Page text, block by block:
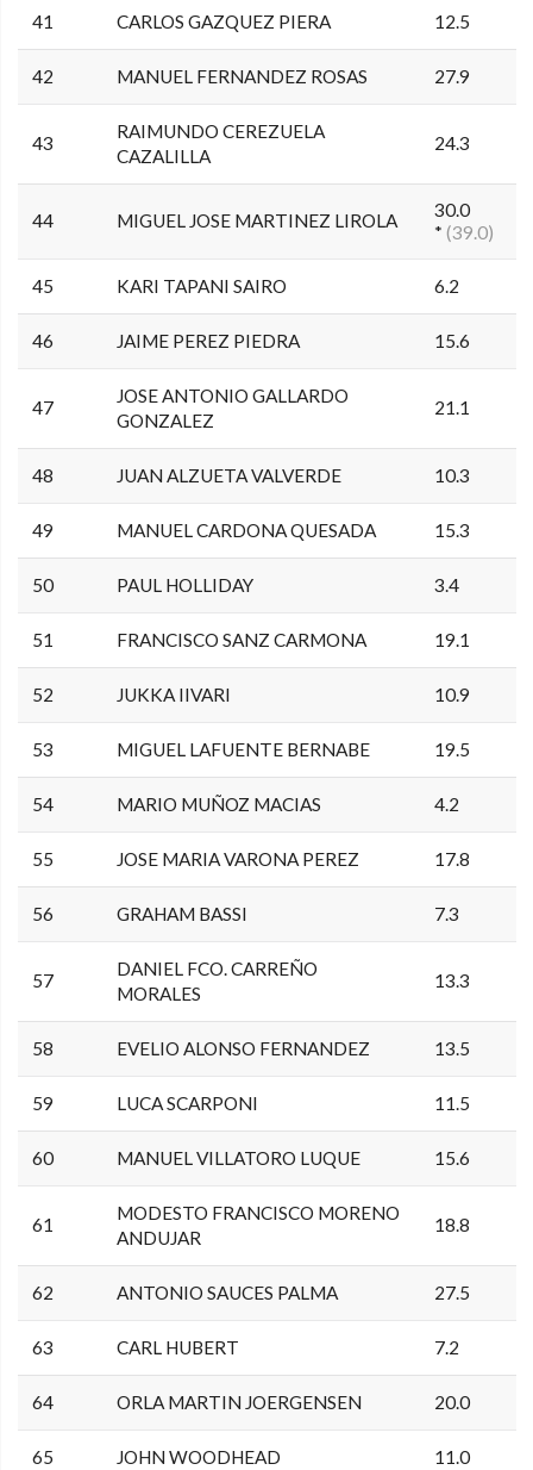
41 CARLOS GAZQUEZ PIERA 12.5
42 MANUEL FERNANDEZ ROSAS 27.9
43
RAIMUNDO CEREZUELA
CAZALILLA
24.3
44 MIGUEL JOSE MARTINEZ LIROLA
30.0
*(39.0)
45 KARI TAPANI SAIRO 6.2
46 JAIME PEREZ PIEDRA 15.6
47
JOSE ANTONIO GALLARDO
GONZALEZ
21.1
48 JUAN ALZUETA VALVERDE 10.3
49 MANUEL CARDONA QUESADA 15.3
50 PAUL HOLLIDAY 3.4
51 FRANCISCO SANZ CARMONA 19.1
52 JUKKA IIVARI 10.9
53 MIGUEL LAFUENTE BERNABE 19.5
54 MARIO MUÑOZ MACIAS 4.2
55 JOSE MARIA VARONA PEREZ 17.8
56 GRAHAM BASSI 7.3
57
DANIEL FCO. CARREÑO
MORALES
13.3
58 EVELIO ALONSO FERNANDEZ 13.5
59 LUCA SCARPONI 11.5
60 MANUEL VILLATORO LUQUE 15.6
61
MODESTO FRANCISCO MORENO
ANDUJAR
18.8
62 ANTONIO SAUCES PALMA 27.5
63 CARL HUBERT 7.2
64 ORLA MARTIN JOERGENSEN 20.0
65 JOHN WOODHEAD 11.0